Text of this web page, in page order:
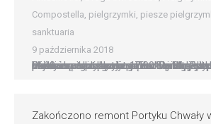
Compostella, pielgrzymki, piesze
sanktuaria
9 października 2018
W 40. rocznicę wyboru Karola Wojtyły na Stolicę Piotrową i zdobycia przez Wandę Rutkiewicz najwyższego szczytu Ziemi – Mt. Everest oraz w 100. rocznicę odzyskania przez Polskę niepodległości, po prawie czterech miesiącach pielgrzymki ? 12 października o godz. 12.00 Tomasz Jędrzejewski, członek wspólnoty mariackiej Chrystus w Starym Mieście –
Zakończono remont Portyku Chwały